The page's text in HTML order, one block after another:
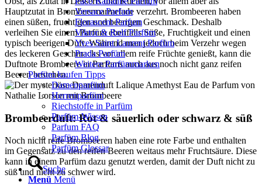
Versace Parfum
Florascent Parfum
Viktor & Rolf Parfüm
Yves Saint Laurent Parfüm
Prada Parfüm
Weitere Parfümmarken
Parfüm kaufen Tipps
Damenparfüm
Herrenparfüm
Riechstoffe in Parfüm
Parfüm-Wissen
Parfum FAQ
Parfüm Blog
Parfüm Glossar
Suche
Menü Menü
Hauptzutat in Brombeermarmelade verzehrt. Brombeeren haben
einen süßen, fruchtigen und beerigen Geschmack. Deshalb
verleihen Sie einem Parfüm ebenfalls Süße, Fruchtigkeit und einen
typisch beerigen Duft. Während man jedoch beim Verzehr wegen
des leckeren Geschmacks vor allem reife Früchte genießt, kann die
Duftnote Brombeere in Parfums auch aus noch nicht ganz reifen
Beeren bestehen.
Brombeerduft: Rot & säuerlich oder schwarz & süß
Noch nicht reife Brombeeren haben eine rote Farbe und enthalten
im Gegensatz zu den reifen Beeren weitaus mehr Fruchtsäure. Diese
kann in einem Parfüm dazu genutzt werden, damit der Duft nicht zu
süß und nicht zu schwer wird.